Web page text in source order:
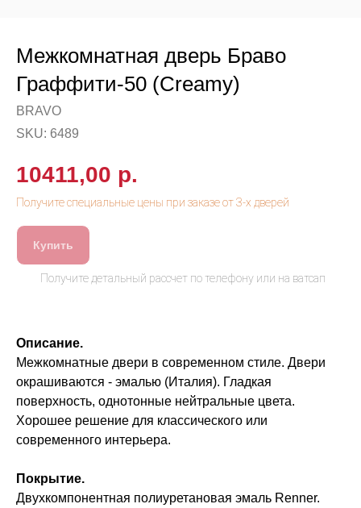
Межкомнатная дверь Браво
Граффити-50 (Creamy)
BRAVO
SKU: 6489
10411,00 р.
Купить
Описание.
Межкомнатные двери в современном стиле. Двери
окрашиваются - эмалью (Италия). Гладкая
поверхность, однотонные нейтральные цвета.
Хорошее решение для классического или
современного интерьера.
Покрытие.
Двухкомпонентная полиуретановая эмаль Renner.